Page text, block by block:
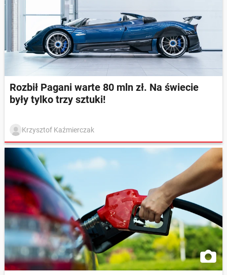
Rozbił Pagani warte 80 mln zł. Na świecie
były tylko trzy sztuki!
Krzysztof Kaźmierczak